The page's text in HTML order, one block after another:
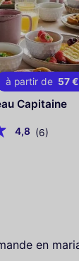
à partir de 57 €
Capitaine
4,8 (6)
en